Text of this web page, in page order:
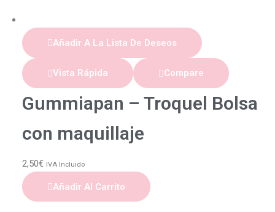
Añadir A La Lista De Deseos
Vista Rápida Compare
Gummiapan – Troquel Bolsa
con maquillaje
2,50€ IVA Incluido
Añadir Al Carrito